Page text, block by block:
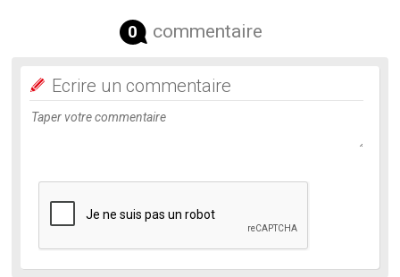
0 commentaire
Ecrire un commentaire